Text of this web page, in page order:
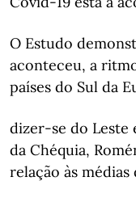
O Estudo
aconteceu, a
países do Sul da
dizer-se do Leste
da Chéquia,
relação às